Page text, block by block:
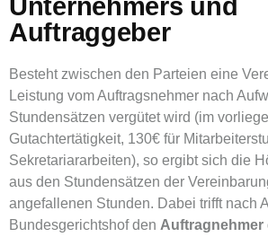
Unternehmers und
Auftraggeber
Besteht zwischen den Parteien eine
Leistung vom Auftragsnehmer nach
Stundensätzen vergütet wird (im
Gutachtertätigkeit, 130€ für
Sekretariararbeiten), so ergibt sich die
aus den Stundensätzen der
angefallenen Stunden. Dabei trifft nach
Bundesgerichtshof den Auftragnehmer